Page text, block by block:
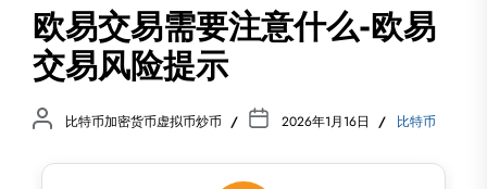
欧易交易需要注意什么-欧易
交易风险提示
比特币加密货币虚拟币炒币 2026年1月16日 比特币